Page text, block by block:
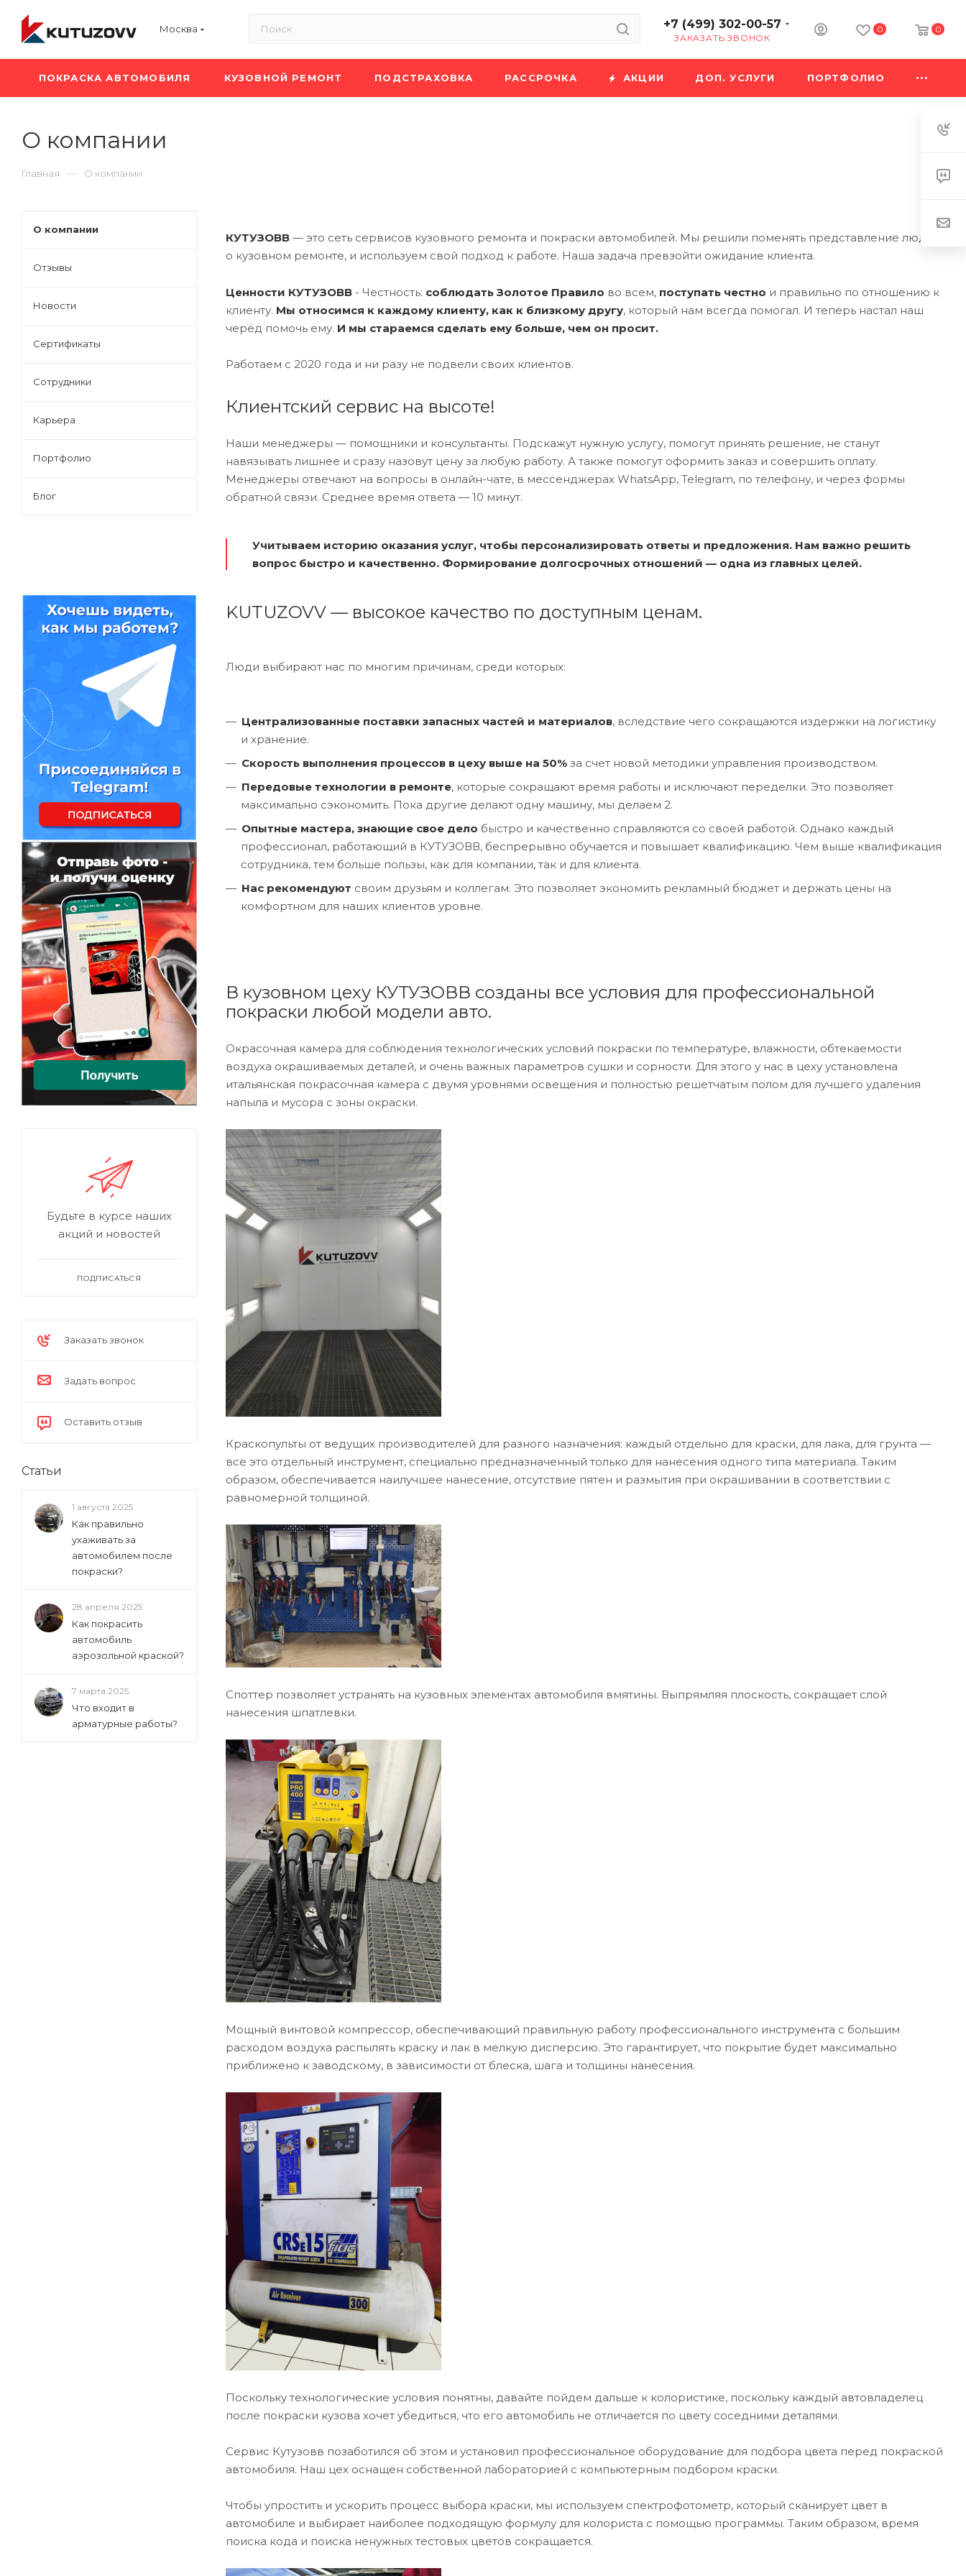
Москва +7 (499) 302-00-57
ЗАКАЗАТЬ ЗВОНОК
0 0
ПОКРАСКА АВТОМОБИЛЯ КУЗОВНОЙ РЕМОНТ ПОДСТРАХОВКА РАССРОЧКА АКЦИИ ДОП. УСЛУГИ ПОРТФОЛИО
О компании
Главная — О компании
КУТУЗОВВ — это сеть сервисов кузовного ремонта и покраски автомобилей. Мы решили поменять представление людей
о кузовном ремонте, и используем свой подход к работе. Наша задача превзойти ожидание клиента.
Ценности КУТУЗОВВ - Честность: соблюдать Золотое Правило во всем, поступать честно и правильно по отношению к
клиенту. Мы относимся к каждому клиенту, как к близкому другу, который нам всегда помогал. И теперь настал наш
черёд помочь ему. И мы стараемся сделать ему больше, чем он просит.
Работаем с 2020 года и ни разу не подвели своих клиентов.
Клиентский сервис на высоте!
Наши менеджеры — помощники и консультанты. Подскажут нужную услугу, помогут принять решение, не станут
навязывать лишнее и сразу назовут цену за любую работу. А также помогут оформить заказ и совершить оплату.
Менеджеры отвечают на вопросы в онлайн-чате, в мессенджерах WhatsApp, Telegram, по телефону, и через формы
обратной связи. Среднее время ответа — 10 минут.
Учитываем историю оказания услуг, чтобы персонализировать ответы и предложения. Нам важно решить
вопрос быстро и качественно. Формирование долгосрочных отношений — одна из главных целей.
KUTUZOVV — высокое качество по доступным ценам.
Люди выбирают нас по многим причинам, среди которых:
Централизованные поставки запасных частей и материалов, вследствие чего сокращаются издержки на логистику
и хранение.
Скорость выполнения процессов в цеху выше на 50% за счет новой методики управления производством.
Передовые технологии в ремонте, которые сокращают время работы и исключают переделки. Это позволяет
максимально сэкономить. Пока другие делают одну машину, мы делаем 2.
Опытные мастера, знающие свое дело быстро и качественно справляются со своей работой. Однако каждый
профессионал, работающий в КУТУЗОВВ, беспрерывно обучается и повышает квалификацию. Чем выше квалификация
сотрудника, тем больше пользы, как для компании, так и для клиента.
Нас рекомендуют своим друзьям и коллегам. Это позволяет экономить рекламный бюджет и держать цены на
комфортном для наших клиентов уровне.
В кузовном цеху КУТУЗОВВ созданы все условия для профессиональной
покраски любой модели авто.
Окрасочная камера для соблюдения технологических условий покраски по температуре, влажности, обтекаемости
воздуха окрашиваемых деталей, и очень важных параметров сушки и сорности. Для этого у нас в цеху установлена
итальянская покрасочная камера с двумя уровнями освещения и полностью решетчатым полом для лучшего удаления
напыла и мусора с зоны окраски.
Краскопульты от ведущих производителей для разного назначения: каждый отдельно для краски, для лака, для грунта —
все это отдельный инструмент, специально предназначенный только для нанесения одного типа материала. Таким
образом, обеспечивается наилучшее нанесение, отсутствие пятен и размытия при окрашивании в соответствии с
равномерной толщиной.
Споттер позволяет устранять на кузовных элементах автомобиля вмятины. Выпрямляя плоскость, сокращает слой
нанесения шпатлевки.
Мощный винтовой компрессор, обеспечивающий правильную работу профессионального инструмента с большим
расходом воздуха распылять краску и лак в мелкую дисперсию. Это гарантирует, что покрытие будет максимально
приближено к заводскому, в зависимости от блеска, шага и толщины нанесения.
Поскольку технологические условия понятны, давайте пойдем дальше к колористике, поскольку каждый автовладелец
после покраски кузова хочет убедиться, что его автомобиль не отличается по цвету соседними деталями.
Сервис Кутузовв позаботился об этом и установил профессиональное оборудование для подбора цвета перед покраской
автомобиля. Наш цех оснащён собственной лабораторией с компьютерным подбором краски.
Чтобы упростить и ускорить процесс выбора краски, мы используем спектрофотометр, который сканирует цвет в
автомобиле и выбирает наиболее подходящую формулу для колориста с помощью программы. Таким образом, время
поиска кода и поиска ненужных тестовых цветов сокращается.
О компании
Отзывы
Новости
Сертификаты
Сотрудники
Карьера
Портфолио
Блог
Будьте в курсе наших
акций и новостей
ПОДПИСАТЬСЯ
Заказать звонок
Задать вопрос
Оставить отзыв
Статьи
1 августа 2025
Как правильно
ухаживать за
автомобилем после
покраски?
28 апреля 2025
Как покрасить
автомобиль
аэрозольной краской?
7 марта 2025
Что входит в
арматурные работы?